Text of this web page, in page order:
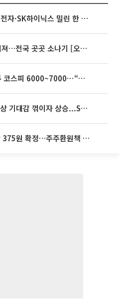
[베스트&워스트] 삼성전자·SK하이닉스 밀린 한 주…상상인증권은 85% 급등
35도 안팎 무더위 이어져…전국 곳곳 소나기 [오늘 날씨]
[주간증시전망] 다음주 코스피 6000~7000⋯“外人 수급은 정책이 변수”
뉴욕증시, 연준 금리인상 기대감 꺾이자 상승...S&P500 사상 최고치 [종합]
SK하이닉스, 분기배당 375원 확정…주주환원책 9월로 앞당겨 발표